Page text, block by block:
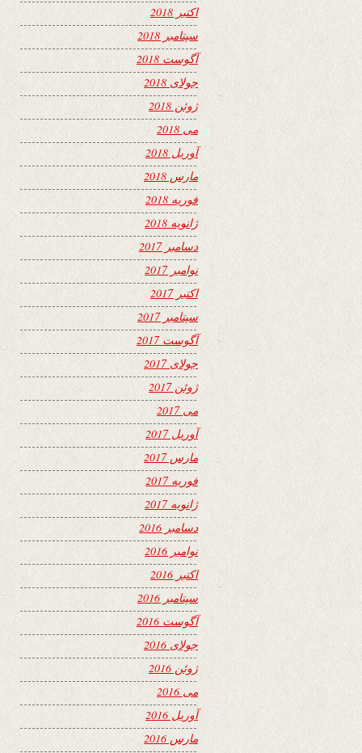
اکتبر 2018
سپتامبر 2018
آگوست 2018
جولای 2018
ژوئن 2018
می 2018
آوریل 2018
مارس 2018
فوریه 2018
ژانویه 2018
دسامبر 2017
نوامبر 2017
اکتبر 2017
سپتامبر 2017
آگوست 2017
جولای 2017
ژوئن 2017
می 2017
آوریل 2017
مارس 2017
فوریه 2017
ژانویه 2017
دسامبر 2016
نوامبر 2016
اکتبر 2016
سپتامبر 2016
آگوست 2016
جولای 2016
ژوئن 2016
می 2016
آوریل 2016
مارس 2016